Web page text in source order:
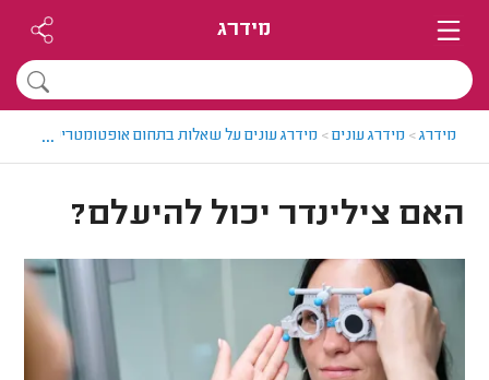
מידרג
מידרג> מידרג עונים> מידרג עונים על שאלות בתחום אופטומטריסטים
...
האם צילינדר יכול להיעלם?